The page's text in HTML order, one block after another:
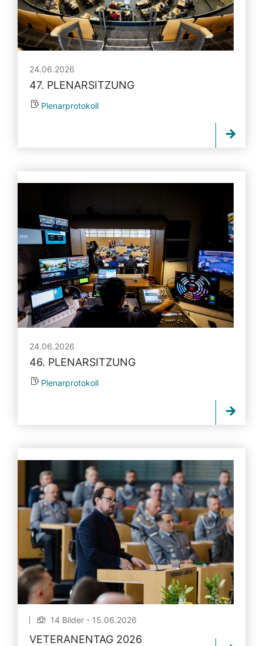
24.06.2026
47. PLENARSITZUNG
Plenarprotokoll
24.06.2026
46. PLENARSITZUNG
Plenarprotokoll
14 Bilder - 15.06.2026
VETERANENTAG 2026